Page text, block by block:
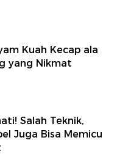
Kuah Kecap ala
yang Nikmat
Salah Teknik,
Juga Bisa Memicu